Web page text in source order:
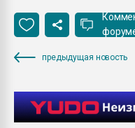
предыдущая новость